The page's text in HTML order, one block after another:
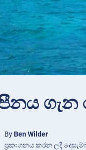
By Ben Wilder
ප්‍රකාශනය කරන ලදී